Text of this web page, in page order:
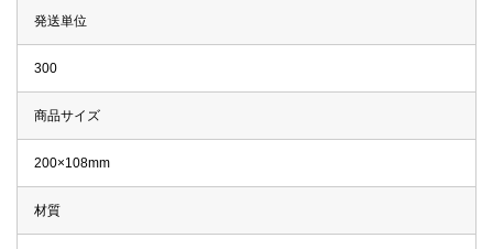
発送単位
300
商品サイズ
200×108mm
材質